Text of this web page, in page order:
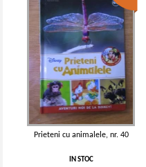
Prieteni cu animalele, nr. 40
IN STOC